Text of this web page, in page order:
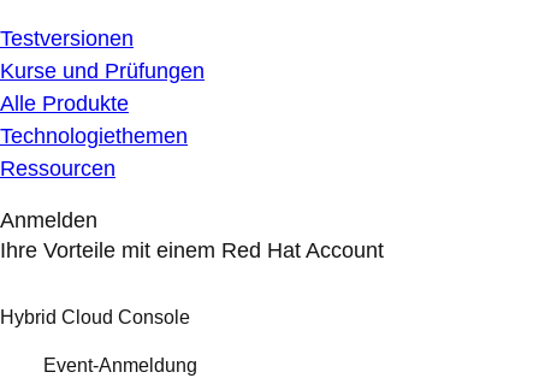
Testversionen
Kurse und Prüfungen
Alle Produkte
Technologiethemen
Ressourcen
Anmelden
Ihre Vorteile mit einem Red Hat Account
Hybrid Cloud Console
Event-Anmeldung